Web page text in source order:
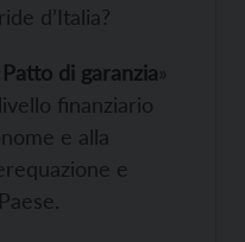
d’Italia?
Patto di garanzia»
finanziario
e alla
e